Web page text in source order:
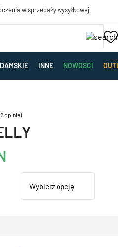
w sprzedaży wysyłkowej
INNE NOWOŚCI
opinie)